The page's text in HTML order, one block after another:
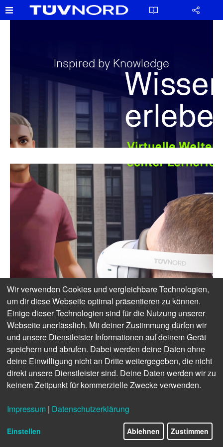
Inspired by Knowledge
Wir verwenden Cookies und vergleichbare Technologien,
um dir diese Webseite optimal präsentieren zu können.
Einige dieser Technologien sind für die Nutzung unserer
Webseite unerlässlich. Mit deiner Zustimmung dürfen wir
und unsere Dienstleister Informationen auf deinem Gerät
speichern und abrufen. Dabei werden deine Daten ohne
deine Einwilligung nicht an Dritte weitergegeben, die nicht
direkt unsere Dienstleister sind. Deine Daten werden wir zu
keinem Zeitpunkt für kommerzielle Zwecke verwenden.
Impressum | Datenschutzerklärung
Einstellen Ablehnen Zustimmen